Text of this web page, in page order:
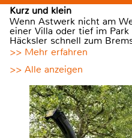
Kurz und klein
Wenn Astwerk nicht am
einer Villa oder tief im
Häcksler schnell zum
>> Mehr erfahren
>> Alle anzeigen